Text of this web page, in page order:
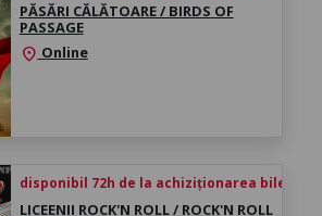
PĂSĂRI CĂLĂTOARE / BIRDS OF
PASSAGE
location_on Online
disponibil 72h de la achiziționarea biletului
LICEENII ROCK'N ROLL / ROCK'N ROLL